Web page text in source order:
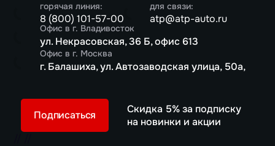
горячая линия:
8 (800) 101-57-00
для связи:
atp@atp-auto.ru
Офис в г. Владивосток
ул. Некрасовская, 36 Б, офис 613
Офис в г. Москва
г. Балашиха, ул. Автозаводская улица, 50а,
Скидка 5% за подписку
на новинки и акции
Подписаться